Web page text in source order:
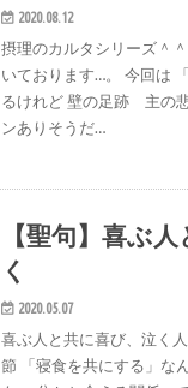
2020.08.12
摂理のカルタシリーズ＾
いております…。 今回は
るけれど 壁の足跡 主の
ンありそうだ…
【聖句】喜ぶ
く
2020.05.07
喜ぶ人と共に喜び、泣く
節 「寝食を共にする」な